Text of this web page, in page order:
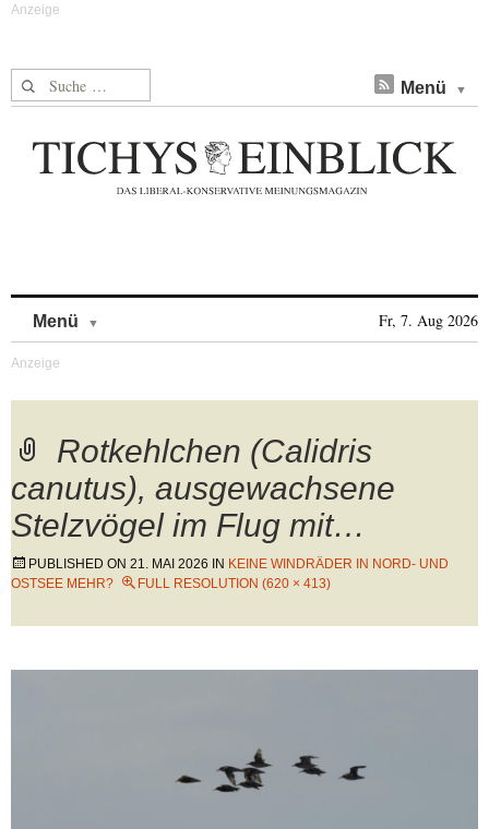
Suche nach: Menü
Menü Fr, 7. Aug 2026
Rotkehlchen (Calidris
canutus), ausgewachsene
Stelzvögel im Flug mit…
PUBLISHED ON 21. MAI 2026 IN KEINE WINDRÄDER IN NORD- UND
OSTSEE MEHR?
FULL RESOLUTION (620 × 413)